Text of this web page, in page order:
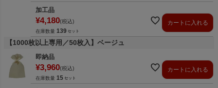
加工品
¥4,180 税込
在庫数量 139
カートに入れる
【1000枚以上専用／50枚入】ベージュ
即納品
¥3,960 税込
在庫数量 15
カートに入れる